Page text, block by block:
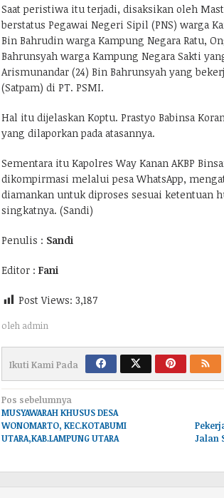
Saat peristiwa itu terjadi, disaksikan oleh
berstatus Pegawai Negeri Sipil (PNS) warga
Bin Bahrudin warga Kampung Negara Ratu,
Bahrunsyah warga Kampung Negara Sakti
Arismunandar (24) Bin Bahrunsyah yang
(Satpam) di PT. PSMI.
Hal itu dijelaskan Koptu. Prastyo Babinsa
yang dilaporkan pada atasannya.
Sementara itu Kapolres Way Kanan AKBP
dikompirmasi melalui pesa WhatsApp,
diamankan untuk diproses sesuai ketentuan
singkatnya. (Sandi)
Penulis : Sandi
Editor : Fani
Post Views: 3,187
oleh admin
Ikuti Kami Pada
Navigasi
pos
Pos sebelumnya
MUSYAWARAH KHUSUS DESA
WONOMARTO, KEC.KOTABUMI
UTARA,KAB.LAMPUNG UTARA
Jalan